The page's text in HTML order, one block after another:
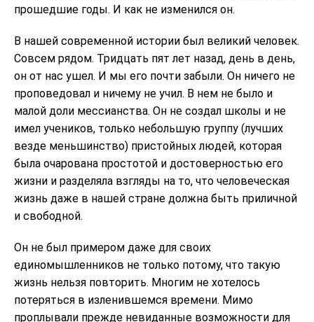
прошедшие годы. И как не изменился он.
В нашей современной истории был великий человек.
Совсем рядом. Тридцать пят лет назад, день в день,
он от нас ушел. И мы его почти забыли. Он ничего не
проповедовал и ничему не учил. В нем не было и
малой доли мессианства. Он не создал школы и не
имел учеников, только небольшую группу (лучших
везде меньшинство) пристойных людей, которая
была очарована простотой и достоверностью его
жизни и разделяла взгляды на то, что человеческая
жизнь даже в нашей стране должна быть приличной
и свободной.
Он не был примером даже для своих
единомышленников не только потому, что такую
жизнь нельзя повторить. Многим не хотелось
потеряться в изленившемся времени. Мимо
проплывали прежде невиданные возможности для